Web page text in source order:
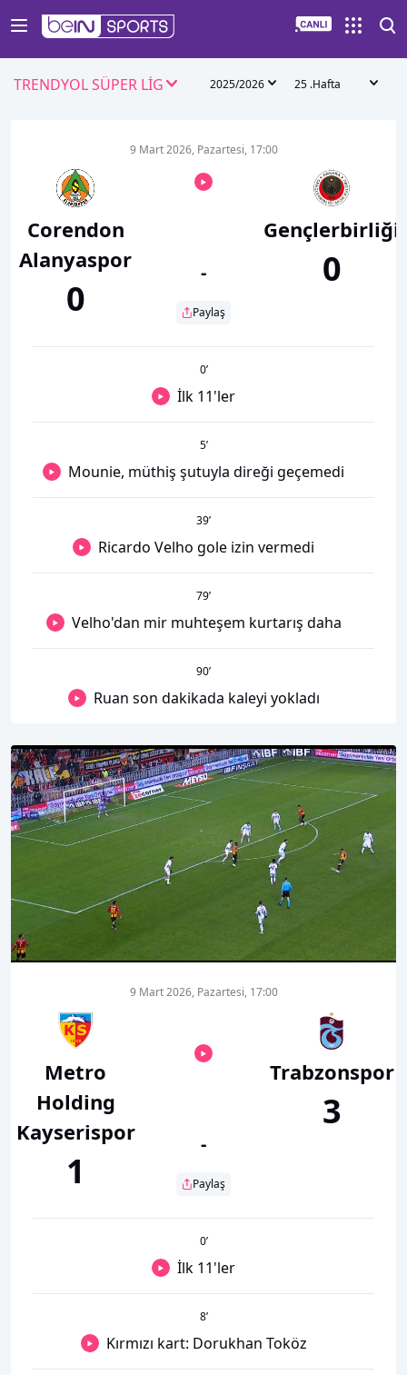
TRENDYOL SÜPER LİG 2025/2026 25 .Hafta
Corendon
Alanyaspor
0
9 Mart 2026, Pazartesi, 17:00
-
Paylaş
Gençlerbirliği
0
0’
İlk 11'ler
5’
Mounie, müthiş şutuyla direği geçemedi
39’
Ricardo Velho gole izin vermedi
79’
Velho'dan mir muhteşem kurtarış daha
90’
Ruan son dakikada kaleyi yokladı
00:01
Metro
Holding
Kayserispor
1
9 Mart 2026, Pazartesi, 17:00
-
Paylaş
Trabzonspor
3
0’
İlk 11'ler
8’
Kırmızı kart: Dorukhan Toköz